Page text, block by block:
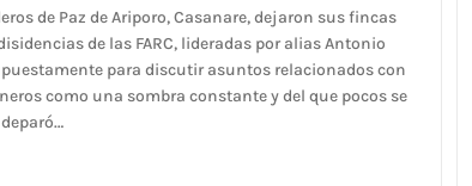
de Paz de Ariporo, Casanare, dejaron sus fincas
de las FARC, lideradas por alias Antonio
para discutir asuntos relacionados con
como una sombra constante y del que pocos se